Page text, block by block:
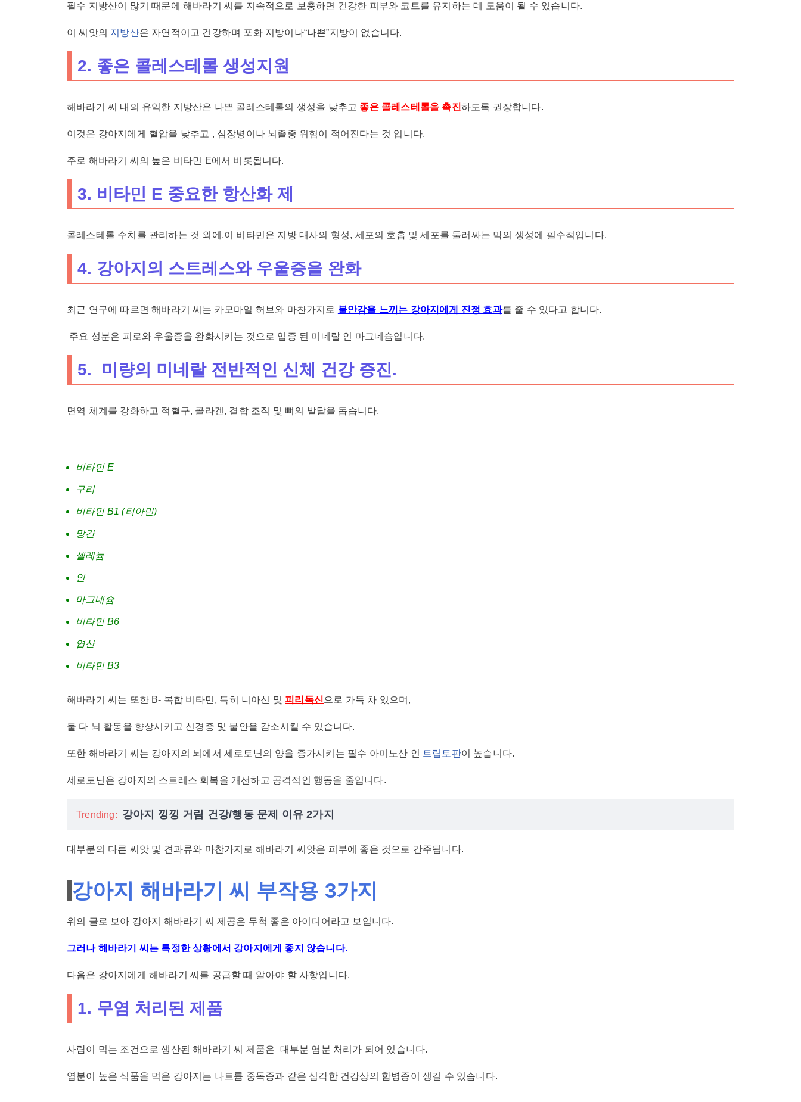
필수 지방산이 많기 때문에 해바라기 씨를 지속적으로 보충하면 건강한 피부와 코트를 유지하는 데 도움이 될 수 있습니다.
이 씨앗의 지방산은 자연적이고 건강하며 포화 지방이나“나쁜”지방이 없습니다.
2. 좋은 콜레스테롤 생성지원
해바라기 씨 내의 유익한 지방산은 나쁜 콜레스테롤의 생성을 낮추고 좋은 콜레스테롤을 촉진하도록 권장합니다.
이것은 강아지에게 혈압을 낮추고 , 심장병이나 뇌졸중 위험이 적어진다는 것 입니다.
주로 해바라기 씨의 높은 비타민 E에서 비롯됩니다.
3. 비타민 E 중요한 항산화 제
콜레스테롤 수치를 관리하는 것 외에,이 비타민은 지방 대사의 형성, 세포의 호흡 및 세포를 둘러싸는 막의 생성에 필수적입니다.
4. 강아지의 스트레스와 우울증을 완화
최근 연구에 따르면 해바라기 씨는 카모마일 허브와 마찬가지로 불안감을 느끼는 강아지에게 진정 효과를 줄 수 있다고 합니다.
주요 성분은 피로와 우울증을 완화시키는 것으로 입증 된 미네랄 인 마그네슘입니다.
5. 미량의 미네랄 전반적인 신체 건강 증진.
면역 체계를 강화하고 적혈구, 콜라겐, 결합 조직 및 뼈의 발달을 돕습니다.
비타민 E
구리
비타민 B1 (티아민)
망간
셀레늄
인
마그네슘
비타민 B6
엽산
비타민 B3
해바라기 씨는 또한 B- 복합 비타민, 특히 니아신 및피리독신 으로 가득 차 있으며,
둘 다 뇌 활동을 향상시키고 신경증 및 불안을 감소시킬 수 있습니다.
또한 해바라기 씨는 강아지의 뇌에서 세로토닌의 양을 증가시키는 필수 아미노산 인 트립토판이 높습니다.
세로토닌은 강아지의 스트레스 회복을 개선하고 공격적인 행동을 줄입니다.
Trending: 강아지 낑낑 거림 건강/행동 문제 이유 2가지
대부분의 다른 씨앗 및 견과류와 마찬가지로 해바라기 씨앗은 피부에 좋은 것으로 간주됩니다.
강아지 해바라기 씨 부작용 3가지
위의 글로 보아 강아지 해바라기 씨 제공은 무척 좋은 아이디어라고 보입니다.
그러나 해바라기 씨는 특정한 상황에서 강아지에게 좋지 않습니다.
다음은 강아지에게 해바라기 씨를 공급할 때 알아야 할 사항입니다.
1. 무염 처리된 제품
사람이 먹는 조건으로 생산된 해바라기 씨 제품은 대부분 염분 처리가 되어 있습니다.
염분이 높은 식품을 먹은 강아지는 나트륨 중독증과 같은 심각한 건강상의 합병증이 생길 수 있습니다.